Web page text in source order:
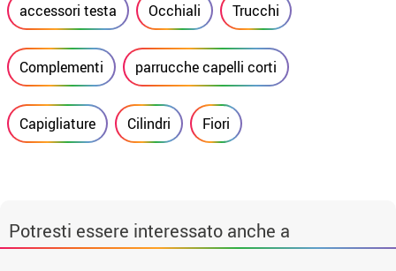
accessori testa Occhiali Trucchi
Complementi parrucche capelli corti
Capigliature Cilindri Fiori
Potresti essere interessato anche a